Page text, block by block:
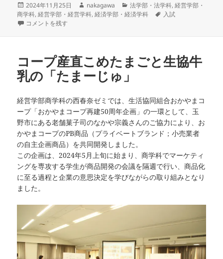
投
稿
日:
2024年11月25日
作
成
nakagawa
カ
テ
法学部・法学科,経営学部・
商学科,経営学部・経営学科,経済学部・経済学科
タ
入試
一般公募制推薦入試後期出願受付開始 に
コメントを残す
コープ産直こめたまごと生協牛
乳の「たまーじゅ」
経営学部商学科の西春奈ゼミでは、生活協同組合おかやまコ
ープ「おかやまコープ再建50周年企画」の一環として、玉
野市にある老舗菓子司のなかや宗義さんのご協力により、お
かやまコープのPB商品（プライベートブランド；小売業者
の自主企画商品）を共同開発しました。
この企画は、2024年5月上旬に始まり、商学科でマーケティ
ングを専攻する学生が商品開発の会議を隔週で行い、商品化
に至る過程と企業の意思決定を学びながらの取り組みとなり
ました。